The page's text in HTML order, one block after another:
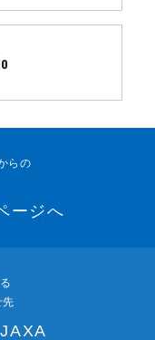
らの
ージへ
先